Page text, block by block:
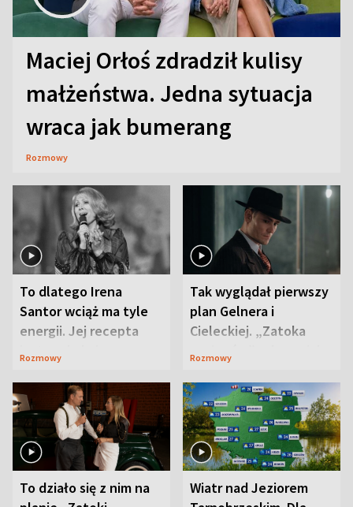
Maciej Orłoś zdradził kulisy
małżeństwa. Jedna sytuacja
wraca jak bumerang
Rozmowy
To dlatego Irena
Santor wciąż ma tyle
energii. Jej recepta
jest zaskakująco
Rozmowy
Tak wyglądał pierwszy
plan Gelnera i
Cieleckiej. „Zatoka
szpiegów” od razu ich
Rozmowy
To działo się z nim na
Wiatr nad Jeziorem